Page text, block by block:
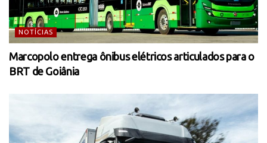
NOTÍCIAS
Marcopolo entrega ônibus elétricos articulados para o
BRT de Goiânia